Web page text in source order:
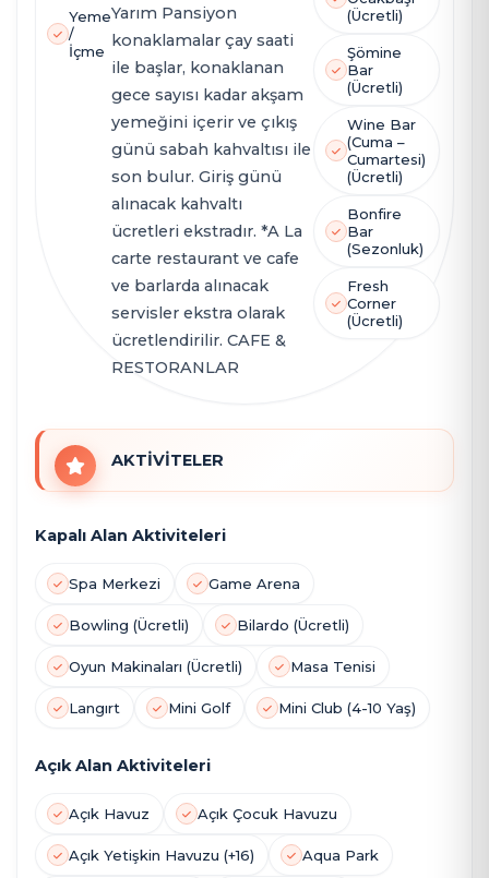
Yeme
/
İçme
Yarım Pansiyon
konaklamalar çay saati
ile başlar, konaklanan
gece sayısı kadar akşam
yemeğini içerir ve çıkış
günü sabah kahvaltısı ile
son bulur. Giriş günü
alınacak kahvaltı
ücretleri ekstradır. *A La
carte restaurant ve cafe
ve barlarda alınacak
servisler ekstra olarak
ücretlendirilir. CAFE &
RESTORANLAR
(Ücretli)
Şömine
Bar
(Ücretli)
Wine Bar
(Cuma –
Cumartesi)
(Ücretli)
Bonfire
Bar
(Sezonluk)
Fresh
Corner
(Ücretli)
AKTİVİTELER
Kapalı Alan Aktiviteleri
Spa Merkezi Game Arena
Bowling (Ücretli) Bilardo (Ücretli)
Oyun Makinaları (Ücretli) Masa Tenisi
Langırt Mini Golf Mini Club (4-10 Yaş)
Açık Alan Aktiviteleri
Açık Havuz Açık Çocuk Havuzu
Açık Yetişkin Havuzu (+16) Aqua Park